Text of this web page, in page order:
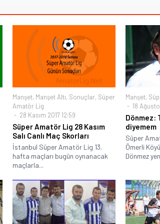
Manşet, Manşet Altı, Sonuçlar, Süper
Amatör Lig
28 Kasım 2017 12:59
Süper Amatör Lig 28 Kasım
Salı Canlı Maç Skorları
İstanbul Süper Amatör Lig 13.
hafta maçları bugün oynanacak
maçlarla...
Manşet,
18
Dönmez:
diyemem
Süper
Ömerli
Dönmez